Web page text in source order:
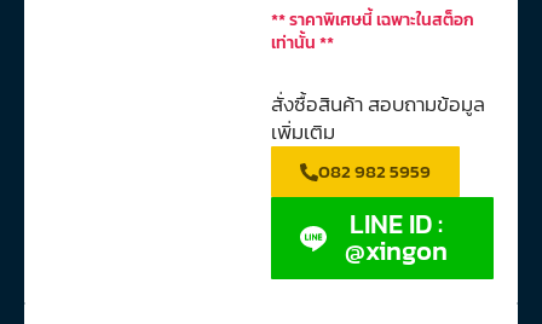
** ราคาพิเศษนี้ เฉพาะในสต็อก
เท่านั้น **
สั่งซื้อสินค้า สอบถามข้อมูล
เพิ่มเติม
082 982 5959
LINE ID :
@xingon